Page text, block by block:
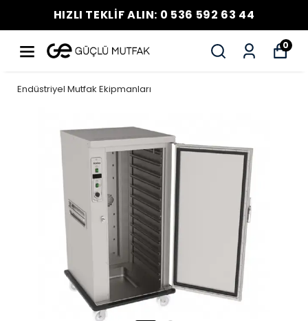
HIZLI TEKLİF ALIN: 0 536 592 63 44
0
Endüstriyel Mutfak Ekipmanları